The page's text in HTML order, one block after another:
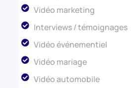
Vidéo marketing
Interviews / témoignages
Vidéo événementiel
Vidéo mariage
Vidéo automobile